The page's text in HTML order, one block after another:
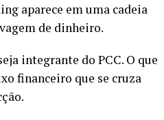
aparece em uma cadeia
de dinheiro.
integrante do PCC. O que
financeiro que se cruza